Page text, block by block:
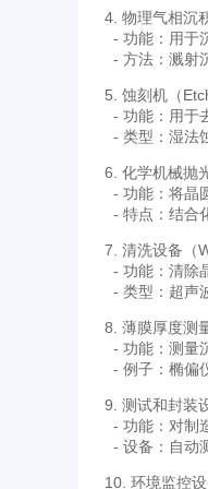
4. 物理气相沉
- 功能：用于
- 方法：溅射
5. 蚀刻机（
- 功能：用于
- 类型：湿法
6. 化学机械抛
- 功能：将晶
- 特点：结合
7. 清洗设备（
- 功能：清除
- 类型：超声
8. 薄膜厚度测
- 功能：测量
- 例子：椭偏
9. 测试和封装
- 功能：对制
- 设备：自动
10. 环境监控